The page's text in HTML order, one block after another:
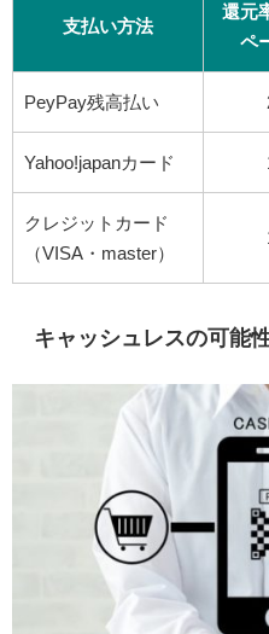
支払い方法
還元
ペ
PeyPay残高払い
Yahoo!japanカード
クレジットカード
（VISA・master）
キャッシュレスの可能